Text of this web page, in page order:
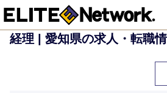
経理 | 愛知県の求人・転職